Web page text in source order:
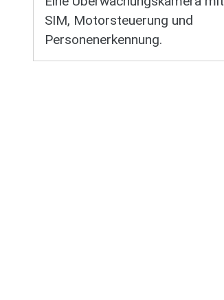
SIM, Motorsteuerung und
Personenerkennung.